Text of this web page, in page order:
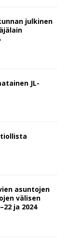
julkinen
JL-
asuntojen
välisen
ja 2024